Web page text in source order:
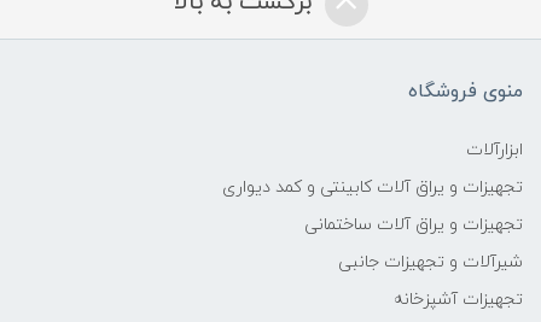
منوی فروشگاه
ابزارآلات
تجهیزات و یراق آلات کابینتی و کمد دیواری
تجهیزات و یراق آلات ساختمانی
شیرآلات و تجهیزات جانبی
تجهیزات آشپزخانه